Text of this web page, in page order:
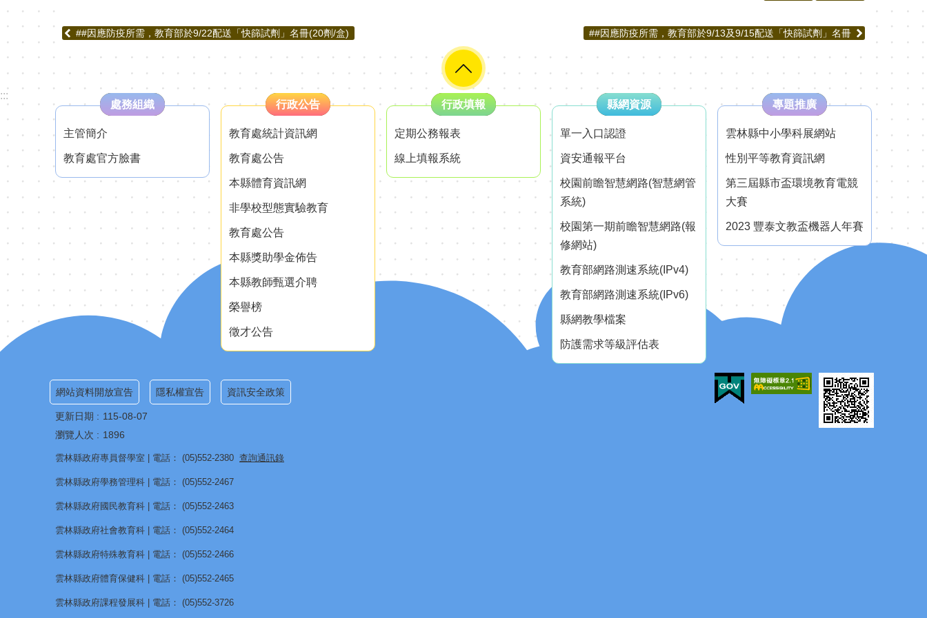
##因應防疫所需，教育部於9/22配送「快篩試劑」名冊(20劑/盒) ##因應防疫所需，教育部於9/13及9/15配送「快篩試劑」名冊
:::
處務組織
主管簡介
教育處官方臉書
行政公告
教育處統計資訊網
教育處公告
本縣體育資訊網
非學校型態實驗教育
教育處公告
本縣獎助學金佈告
本縣教師甄選介聘
榮譽榜
徵才公告
行政填報
定期公務報表
線上填報系統
縣網資源
單一入口認證
資安通報平台
校園前瞻智慧網路(智慧網管
系統)
校園第一期前瞻智慧網路(報
修網站)
教育部網路測速系統(IPv4)
教育部網路測速系統(IPv6)
縣網教學檔案
防護需求等級評估表
專題推廣
雲林縣中小學科展網站
性別平等教育資訊網
第三屆縣市盃環境教育電競
大賽
2023 豐泰文教盃機器人年賽
網站資料開放宣告 隱私權宣告 資訊安全政策
更新日期
115-08-07
瀏覽人次
1896
雲林縣政府專員督學室 | 電話： (05)552-2380 查詢通訊錄
雲林縣政府學務管理科 | 電話： (05)552-2467
雲林縣政府國民教育科 | 電話： (05)552-2463
雲林縣政府社會教育科 | 電話： (05)552-2464
雲林縣政府特殊教育科 | 電話： (05)552-2466
雲林縣政府體育保健科 | 電話： (05)552-2465
雲林縣政府課程發展科 | 電話： (05)552-3726